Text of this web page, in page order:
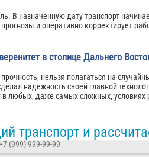
В назначенную дату транспорт
и оперативно корректирует
в столице Дальнего
нельзя полагаться на
надежность своей главной
в любых, даже самых сложных, условиях
транспорт и